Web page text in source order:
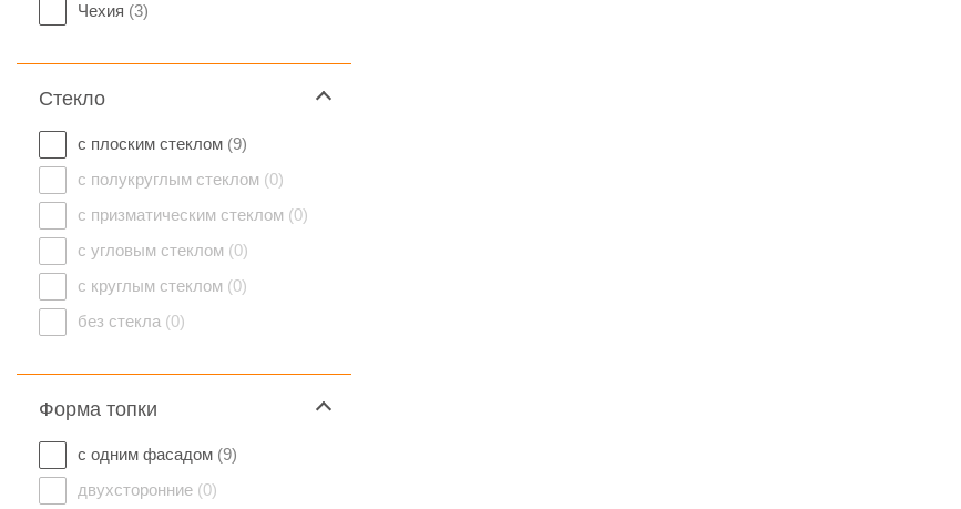
Чехия (3)
Стекло
с плоским стеклом (9)
с полукруглым стеклом (0)
с призматическим стеклом (0)
с угловым стеклом (0)
с круглым стеклом (0)
без стекла (0)
Форма топки
с одним фасадом (9)
двухсторонние (0)